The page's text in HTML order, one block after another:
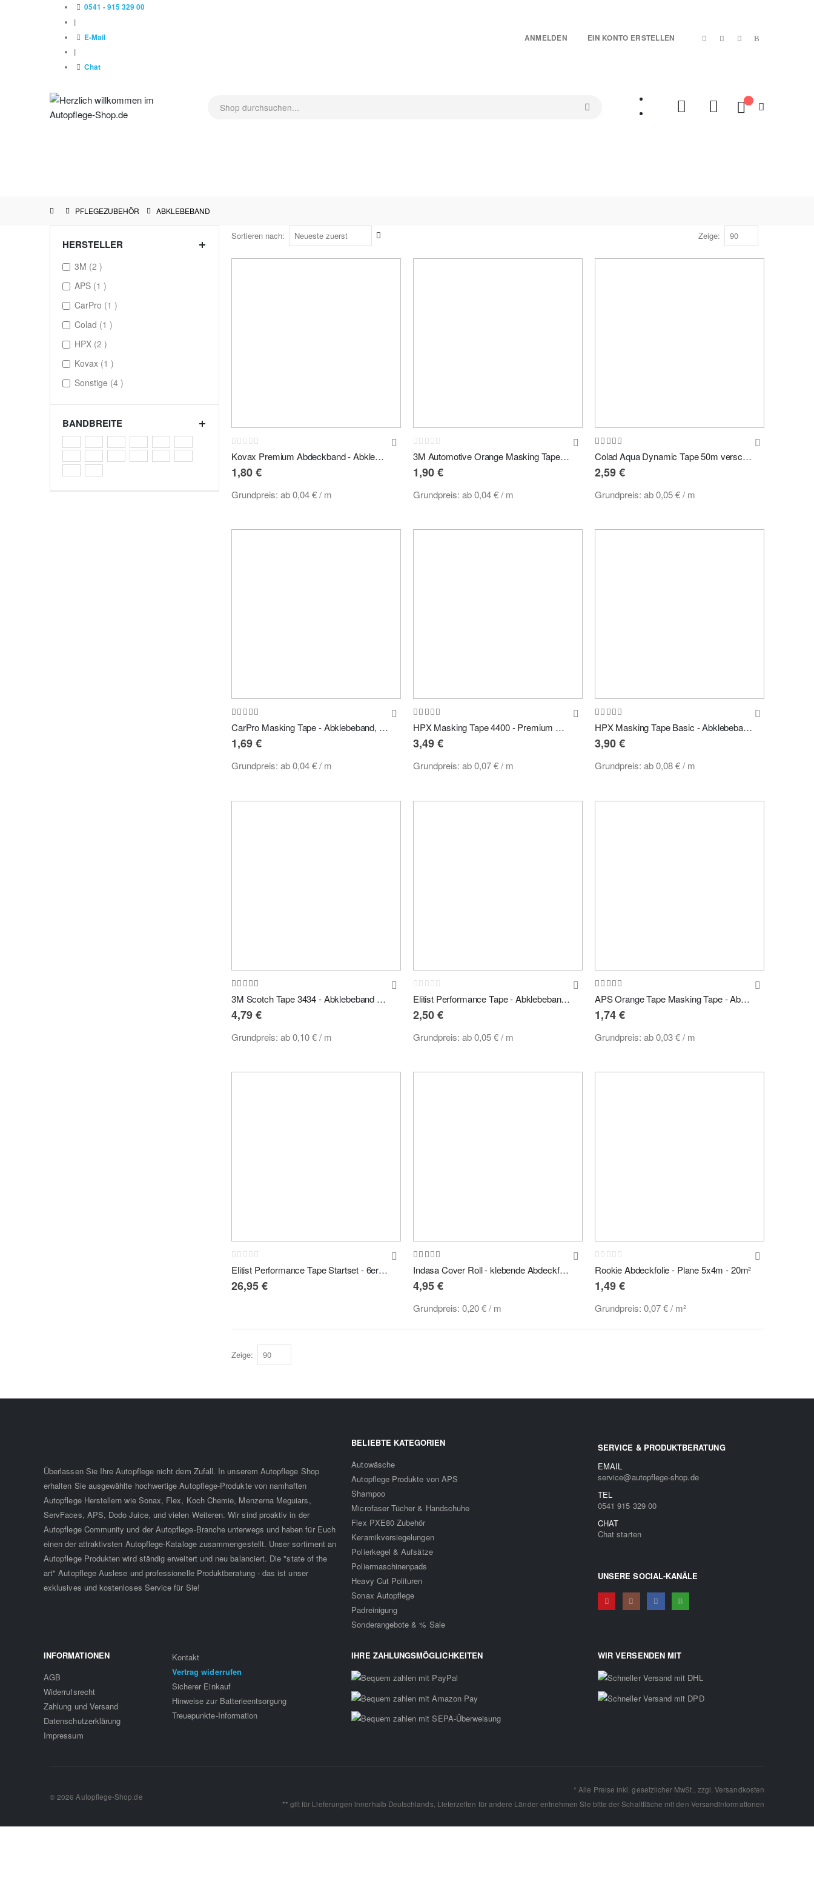
0541 - 915 329 00
|
E-Mail
|
Chat
ANMELDEN EIN KONTO ERSTELLEN
Mein Warenkorb
PFLEGEZUBEHÖR ABKLEBEBAND
Sortieren nach Zeige
Rating:
0% Kovax Premium Abdeckband - Abklebeband Maskierungsband 50m
1,80 €
Grundpreis: ab0,04 €/ m
Rating:
0% 3M Automotive Orange Masking Tape 211 - Abklebeband Maskierungsband 50m
1,90 €
Grundpreis: ab0,04 €/ m
Bewertung:
95% Colad Aqua Dynamic Tape 50m versch. Breiten
2,59 €
Grundpreis: ab0,05 €/ m
Bewertung:
100% CarPro Masking Tape - Abklebeband, Maskierungsband versch. Breiten
1,69 €
Grundpreis: ab0,04 €/ m
Bewertung:
97% HPX Masking Tape 4400 - Premium Abklebeband 50m versch. Breiten
3,49 €
Grundpreis: ab0,07 €/ m
Bewertung:
100% HPX Masking Tape Basic - Abklebeband 50m versch. Breiten
3,90 €
Grundpreis: ab0,08 €/ m
Bewertung:
96% 3M Scotch Tape 3434 - Abklebeband Maskierungsband 50m versch. Größen
4,79 €
Grundpreis: ab0,10 €/ m
Rating:
0% Elitist Performance Tape - Abklebeband Maskierungsband 50m versch. Größen
2,50 €
Grundpreis: ab0,05 €/ m
Bewertung:
100% APS Orange Tape Masking Tape - Abklebeband 50m versch. Größen
1,74 €
Grundpreis: ab0,03 €/ m
Rating:
0% Elitist Performance Tape Startset - 6er Set aus allen Breiten
26,95 €
Bewertung:
100% Indasa Cover Roll - klebende Abdeckfolie blau 60cm x 25m
4,95 €
Grundpreis: 0,20 €/ m
Rating:
0%
Rookie Abdeckfolie - Plane 5x4m - 20m²
1,49 €
Grundpreis: 0,07 €/ m²
Zeige
HERSTELLER
3M 2items
APS 1item
CarPro 1item
Colad 1item
HPX 2items
Kovax 1item
Sonstige 4items
BANDBREITE
Überlassen Sie Ihre Autopflege nicht dem Zufall. In unserem Autopflege Shop
erhalten Sie ausgewählte hochwertige Autopflege-Produkte von namhaften
Autopflege Herstellern wie Sonax, Flex, Koch Chemie, Menzerna Meguiars,
ServFaces, APS, Dodo Juice, und vielen Weiteren. Wir sind proaktiv in der
Autopflege Community und der Autopflege-Branche unterwegs und haben für Euch
einen der attraktivsten Autopflege-Kataloge zusammengestellt. Unser sortiment an
Autopflege Produkten wird ständig erweitert und neu balanciert. Die "state of the
art" Autopflege Auslese und professionelle Produktberatung - das ist unser
exklusives und kostenloses Service für Sie!
BELIEBTE KATEGORIEN
Autowäsche
Autopflege Produkte von APS
Shampoo
Microfaser Tücher & Handschuhe
Flex PXE80 Zubehör
Keramikversiegelungen
Polierkegel & Aufsätze
Poliermaschinenpads
Heavy Cut Polituren
Sonax Autopflege
Padreinigung
Sonderangebote & % Sale
SERVICE & PRODUKTBERATUNG
EMAIL
service@autopflege-shop.de
TEL
0541 915 329 00
CHAT
Chat starten
UNSERE SOCIAL-KANÄLE
INFORMATIONEN
AGB
Widerrufsrecht
Zahlung und Versand
Datenschutzerklärung
Impressum
Kontakt
Vertrag widerrufen
Sicherer Einkauf
Hinweise zur Batterieentsorgung
Treuepunkte-Information
IHRE ZAHLUNGSMÖGLICHKEITEN WIR VERSENDEN MIT
* Alle Preise inkl. gesetzlicher MwSt., zzgl.Versandkosten
** gilt für Lieferungen innerhalb Deutschlands, Lieferzeiten für andere Länder entnehmen Sie bitte der Schaltfläche mit den Versandinformationen
© 2026 Autopflege-Shop.de